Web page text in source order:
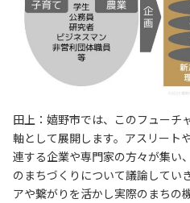
田上：嬉野市では、このフューチ
軸として展開します。アスリート
連する企業や専門家の方々が集い
のまちづくりについて議論してい
アや繋がりを活かし実際のまちの